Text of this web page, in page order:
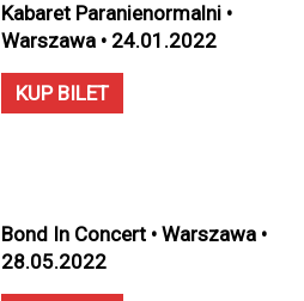
Kabaret Paranienormalni •
Warszawa • 24.01.2022
KUP BILET
Bond In Concert • Warszawa •
28.05.2022